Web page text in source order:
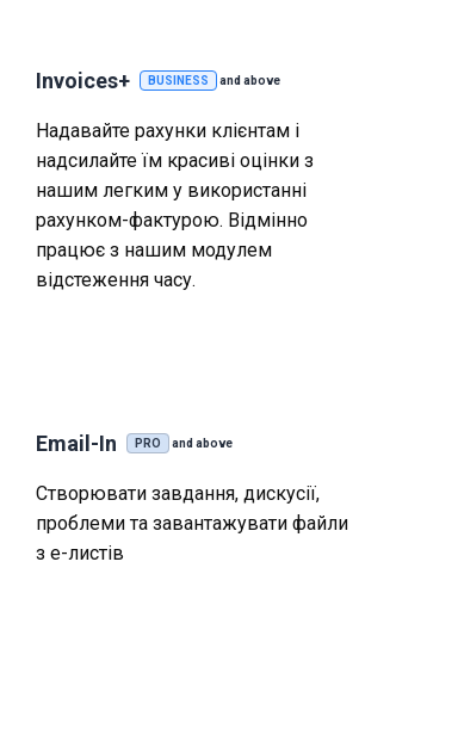
Invoices+ BUSINESS and above
Надавайте рахунки клієнтам і
надсилайте їм красиві оцінки з
нашим легким у використанні
рахунком-фактурою. Відмінно
працює з нашим модулем
відстеження часу.
Email-In PRO and above
Створювати завдання, дискусії,
проблеми та завантажувати файли
з е-листів